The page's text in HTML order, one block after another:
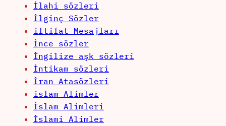
İlahi sözleri
İlginç Sözler
iltifat Mesajları
İnce sözler
İngilize aşk sözleri
İntikam sözleri
İran Atasözleri
islam Alimler
İslam Alimleri
İslami Alimler